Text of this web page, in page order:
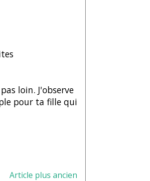
loin. J'observe
pour ta fille qui
Article plus ancien